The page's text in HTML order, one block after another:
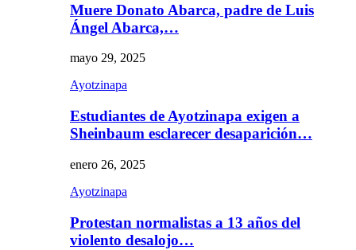
Muere Donato Abarca, padre de Luis
Ángel Abarca,…
mayo 29, 2025
Ayotzinapa
Estudiantes de Ayotzinapa exigen a
Sheinbaum esclarecer desaparición…
enero 26, 2025
Ayotzinapa
Protestan normalistas a 13 años del
violento desalojo…